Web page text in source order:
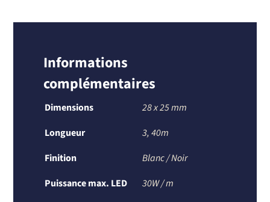
Informations
complémentaires
Dimensions
28 x 25 mm
Longueur
3, 40m
Finition
Blanc / Noir
Puissance max. LED
30W / m